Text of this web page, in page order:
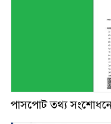
পাসপোর্ট তথ্য